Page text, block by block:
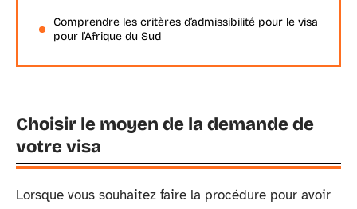
Comprendre les critères d’admissibilité pour le visa
pour l’Afrique du Sud
Choisir le moyen de la demande de
votre visa
Lorsque vous souhaitez faire la procédure pour avoir